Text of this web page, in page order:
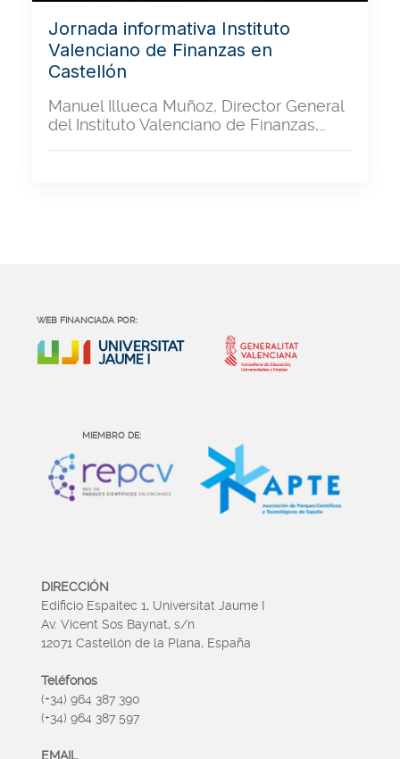
Jornada informativa Instituto
Valenciano de Finanzas en
Castellón
Manuel Illueca Muñoz, Director General
del Instituto Valenciano de Finanzas,…
WEB FINANCIADA POR:
MIEMBRO DE:
DIRECCIÓN
Edificio Espaitec 1, Universitat Jaume I
Av. Vicent Sos Baynat, s/n
12071 Castellón de la Plana, España
Teléfonos
(+34) 964 387 390
(+34) 964 387 597
EMAIL